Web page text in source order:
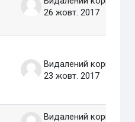
26 жовт. 2017
23 жовт. 2017